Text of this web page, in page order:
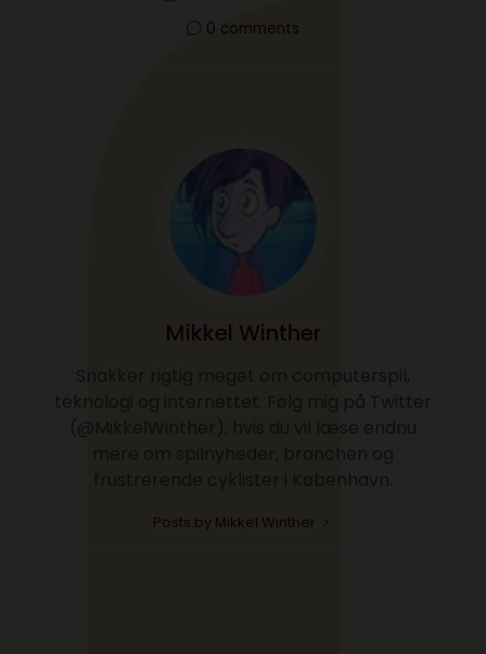
0 comments
Mikkel Winther
Posts by Mikkel Winther